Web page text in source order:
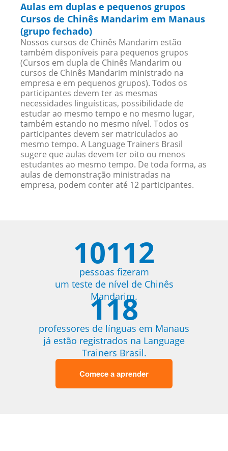
Aulas em duplas e pequenos grupos
Cursos de Chinês Mandarim em Manaus
(grupo fechado)
Nossos cursos de Chinês Mandarim estão
também disponíveis para pequenos grupos
(Cursos em dupla de Chinês Mandarim ou
cursos de Chinês Mandarim ministrado na
empresa e em pequenos grupos). Todos os
participantes devem ter as mesmas
necessidades linguísticas, possibilidade de
estudar ao mesmo tempo e no mesmo lugar,
também estando no mesmo nível. Todos os
participantes devem ser matriculados ao
mesmo tempo. A Language Trainers Brasil
sugere que aulas devem ter oito ou menos
estudantes ao mesmo tempo. De toda forma, as
aulas de demonstração ministradas na
empresa, podem conter até 12 participantes.
10112
pessoas fizeram
um teste de nível de Chinês
Mandarim.
118
professores de línguas em Manaus
já estão registrados na Language
Trainers Brasil.
Comece a aprender